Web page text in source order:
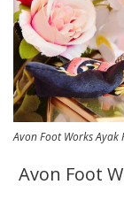
Avon Foot Works Ayak
Avon Foot